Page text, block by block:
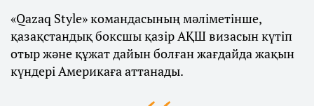
«Qazaq Style» командасының мәліметінше,
қазақстандық боксшы қазір АҚШ визасын күтіп
отыр және құжат дайын болған жағдайда жақын
күндері Америкаға аттанады.